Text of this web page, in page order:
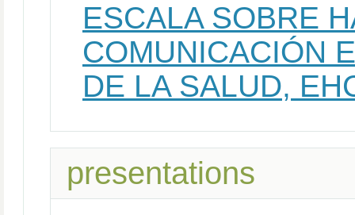
ESCALA SOBRE
COMUNICACIÓN
DE LA SALUD,
presentations